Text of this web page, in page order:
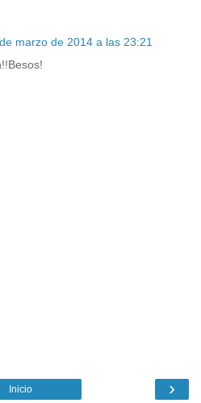
marzo de 2014 a las 23:21
›
Inicio